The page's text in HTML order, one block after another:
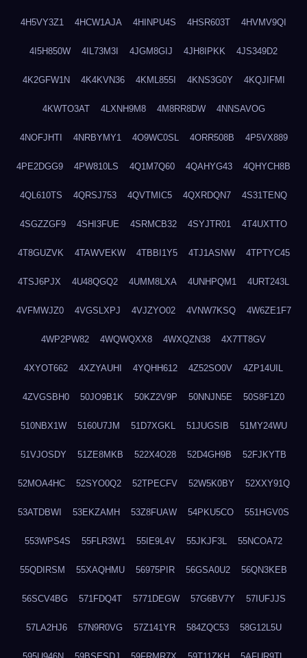
4H5VY3Z1 4HCW1AJA 4HINPU4S 4HSR603T 4HVMV9QI
4I5H850W 4IL73M3I 4JGM8GIJ 4JH8IPKK 4JS349D2
4K2GFW1N 4K4KVN36 4KML855I 4KNS3G0Y 4KQJIFMI
4KWTO3AT 4LXNH9M8 4M8RR8DW 4NNSAVOG
4NOFJHTI 4NRBYMY1 4O9WC0SL 4ORR508B 4P5VX889
4PE2DGG9 4PW810LS 4Q1M7Q60 4QAHYG43 4QHYCH8B
4QL610TS 4QRSJ753 4QVTMIC5 4QXRDQN7 4S31TENQ
4SGZZGF9 4SHI3FUE 4SRMCB32 4SYJTR01 4T4UXTTO
4T8GUZVK 4TAWVEKW 4TBBI1Y5 4TJ1ASNW 4TPTYC45
4TSJ6PJX 4U48QGQ2 4UMM8LXA 4UNHPQM1 4URT243L
4VFMWJZ0 4VGSLXPJ 4VJZYO02 4VNW7KSQ 4W6ZE1F7
4WP2PW82 4WQWQXX8 4WXQZN38 4X7TT8GV
4XYOT662 4XZYAUHI 4YQHH612 4Z52SO0V 4ZP14UIL
4ZVGSBH0 50JO9B1K 50KZ2V9P 50NNJN5E 50S8F1Z0
510NBX1W 5160U7JM 51D7XGKL 51JUGSIB 51MY24WU
51VJOSDY 51ZE8MKB 522X4O28 52D4GH9B 52FJKYTB
52MOA4HC 52SYO0Q2 52TPECFV 52W5K0BY 52XXY91Q
53ATDBWI 53EKZAMH 53Z8FUAW 54PKU5CO 551HGV0S
553WPS4S 55FLR3W1 55IE9L4V 55JKJF3L 55NCOA72
55QDIRSM 55XAQHMU 56975PIR 56GSA0U2 56QN3KEB
56SCV4BG 571FDQ4T 5771DEGW 57G6BV7Y 57IUFJJS
57LA2HJ6 57N9R0VG 57Z141YR 584ZQC53 58G12L5U